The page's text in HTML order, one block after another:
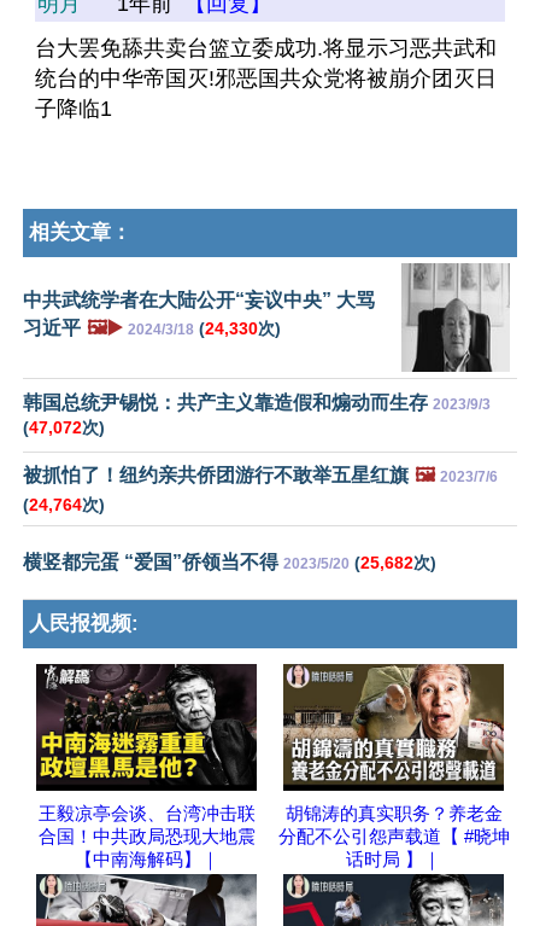
台大罢免舔共卖台篮立委成功.将显示习恶共武和
统台的中华帝国灭!邪恶国共众党将被崩介团灭日
子降临1
相关文章：
中共武统学者在大陆公开“妄议中央” 大骂
习近平 🖼️▶️ 2024/3/18 (24,330次)
韩国总统尹锡悦：共产主义靠造假和煽动而生存 2023/9/3
(47,072次)
被抓怕了！纽约亲共侨团游行不敢举五星红旗 🖼️ 2023/7/6
(24,764次)
横竖都完蛋 “爱国”侨领当不得 2023/5/20 (25,682次)
人民报视频:
王毅凉亭会谈、台湾冲击联
合国！中共政局恐现大地震
【中南海解码】｜
胡锦涛的真实职务？养老金
分配不公引怨声载道【 #晓坤
话时局 】｜